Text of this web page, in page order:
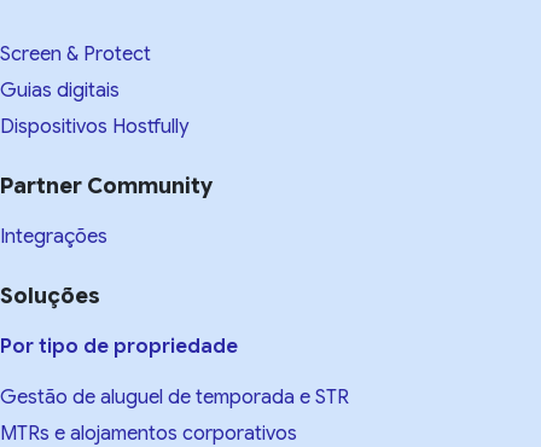
Screen & Protect
Guias digitais
Dispositivos Hostfully
Partner Community
Integrações
Soluções
Por tipo de propriedade
Gestão de aluguel de temporada e STR
MTRs e alojamentos corporativos